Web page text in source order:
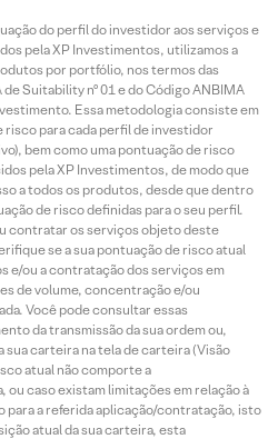
do perfil do investidor aos serviços e
pela XP Investimentos, utilizamos a
por portfólio, nos termos das
Suitability nº 01 e do Código ANBIMA
Essa metodologia consiste em
risco para cada perfil de investidor
bem como uma pontuação de risco
pela XP Investimentos, de modo que
a todos os produtos, desde que dentro
de risco definidas para o seu perfil.
contratar os serviços objeto deste
se a sua pontuação de risco atual
e/ou a contratação dos serviços em
de volume, concentração e/ou
Você pode consultar essas
da transmissão da sua ordem ou,
sua carteira na tela de carteira (Visão
atual não comporte a
caso existam limitações em relação à
para a referida aplicação/contratação, isto
atual da sua carteira, esta